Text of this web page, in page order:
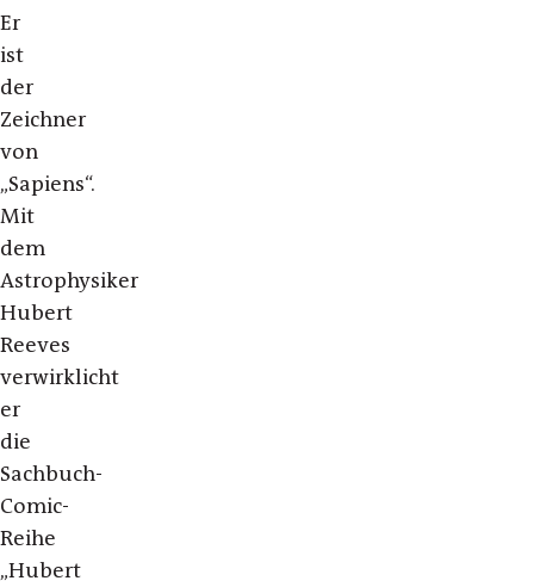
Er
ist
der
Zeichner
von
„Sapiens“.
Mit
dem
Astrophysiker
Hubert
Reeves
verwirklicht
er
die
Sachbuch-
Comic-
Reihe
„Hubert